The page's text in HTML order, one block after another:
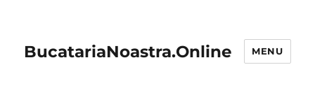
BucatariaNoastra.Online MENU